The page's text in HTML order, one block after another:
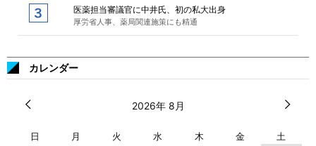
医薬担当審議官に中井氏、初の私大出身
厚労省人事、薬局関連施策にも精通
カレンダー
2026年 8月
日 月 火 水 木 金 土